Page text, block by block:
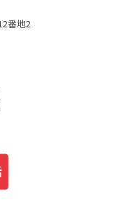
番地2